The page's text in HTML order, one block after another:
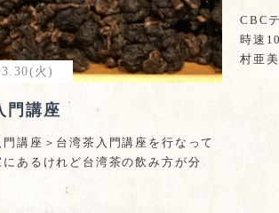
火)
門講座
門講座＞台湾茶入門講座を行なって
にあるけれど台湾茶の飲み方が分
CBC
時速
村亜